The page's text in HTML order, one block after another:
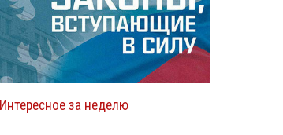
Интересное за неделю